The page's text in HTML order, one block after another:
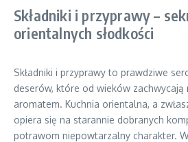
Składniki i przyprawy –
orientalnych słodkości
Składniki i przyprawy to prawdziwe
deserów, które od wieków zachwycają
aromatem. Kuchnia orientalna, a
opiera się na starannie dobranych
potrawom niepowtarzalny charakter.